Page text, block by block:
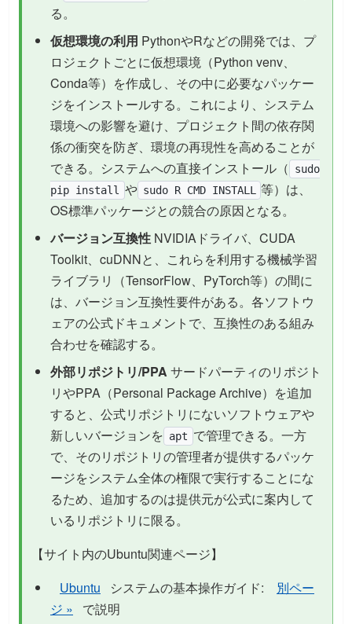
る。
仮想環境の利用 PythonやRなどの開発では、プ
ロジェクトごとに仮想環境（Python venv、
Conda等）を作成し、その中に必要なパッケー
ジをインストールする。これにより、システム
環境への影響を避け、プロジェクト間の依存関
係の衝突を防ぎ、環境の再現性を高めることが
できる。システムへの直接インストール（
sudo
pip install や sudo R CMD INSTALL 等）は、
OS標準パッケージとの競合の原因となる。
バージョン互換性 NVIDIAドライバ、CUDA
Toolkit、cuDNNと、これらを利用する機械学習
ライブラリ（TensorFlow、PyTorch等）の間に
は、バージョン互換性要件がある。各ソフトウ
ェアの公式ドキュメントで、互換性のある組み
合わせを確認する。
外部リポジトリ/PPA サードパーティのリポジト
リやPPA（Personal Package Archive）を追加
すると、公式リポジトリにないソフトウェアや
新しいバージョンを apt で管理できる。一方
で、そのリポジトリの管理者が提供するパッケ
ージをシステム全体の権限で実行することにな
るため、追加するのは提供元が公式に案内して
いるリポジトリに限る。
【サイト内のUbuntu関連ページ】
Ubuntu
システムの基本操作ガイド:
別ペー
ジ »
で説明